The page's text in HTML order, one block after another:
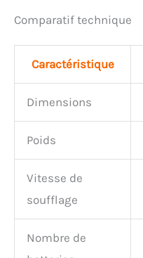
Comparatif technique
Caractéristique
Dimensions
Poids
Vitesse de
soufflage
Nombre de